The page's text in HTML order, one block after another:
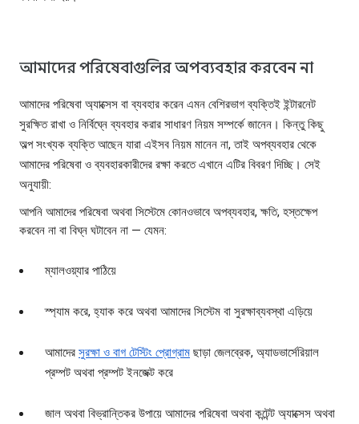
আমাদের পরিষেবাগুলির অপব্যবহার করবেন না
আমাদের পরিষেবা অ্যাক্সেস বা ব্যবহার করেন এমন বেশিরভাগ ব্যক্তিই ইন্টারনেট
সুরক্ষিত রাখা ও নির্বিঘ্নে ব্যবহার করার সাধারণ নিয়ম সম্পর্কে জানেন। কিন্তু কিছু
অল্প সংখ্যক ব্যক্তি আছেন যারা এইসব নিয়ম মানেন না, তাই অপব্যবহার থেকে
আমাদের পরিষেবা ও ব্যবহারকারীদের রক্ষা করতে এখানে এটির বিবরণ দিচ্ছি। সেই
অনুযায়ী:
আপনি আমাদের পরিষেবা অথবা সিস্টেমে কোনওভাবে অপব্যবহার, ক্ষতি, হস্তক্ষেপ
করবেন না বা বিঘ্ন ঘটাবেন না — যেমন:
ম্যালওয়্যার পাঠিয়ে
স্প্যাম করে, হ্যাক করে অথবা আমাদের সিস্টেম বা সুরক্ষাব্যবস্থা এড়িয়ে
আমাদের সুরক্ষা ও বাগ টেস্টিং প্রোগ্রাম ছাড়া জেলব্রেক, অ্যাডভার্সেরিয়াল
প্রম্পট অথবা প্রম্পট ইনজেক্ট করে
জাল অথবা বিভ্রান্তিকর উপায়ে আমাদের পরিষেবা অথবা কন্টেন্ট অ্যাক্সেস অথবা